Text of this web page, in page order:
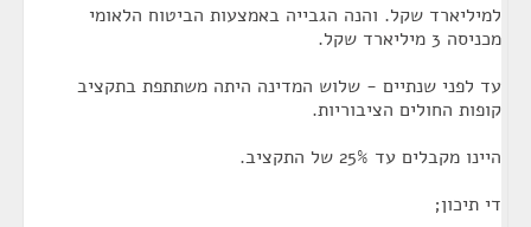
למיליארד שקל. והנה הגבייה באמצעות הביטוח הלאומי
מכניסה 3 מיליארד שקל.
עד לפני שנתיים - שלוש המדינה היתה משתתפת בתקציב
קופות החולים הציבוריות.
היינו מקבלים עד 25% של התקציב.
די תיכון;